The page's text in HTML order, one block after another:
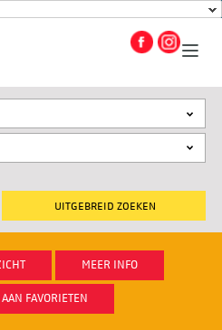
UITGEBREID ZOEKEN
MEER INFO
FAVORIETEN